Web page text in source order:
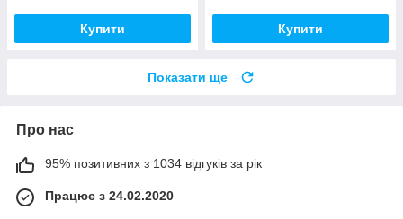
Купити Купити
Показати ще
Про нас
95% позитивних з 1034 відгуків за рік
Працює з 24.02.2020